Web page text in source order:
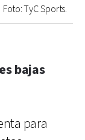
Foto: TyC Sports.
bajas
para